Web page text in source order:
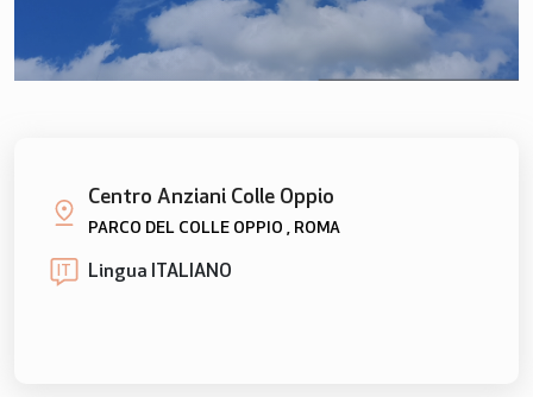
Centro Anziani Colle Oppio
PARCO DEL COLLE OPPIO , ROMA
IT Lingua ITALIANO